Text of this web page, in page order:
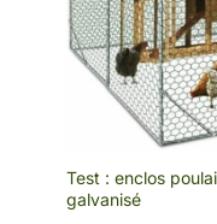
Test : enclos
galvanisé